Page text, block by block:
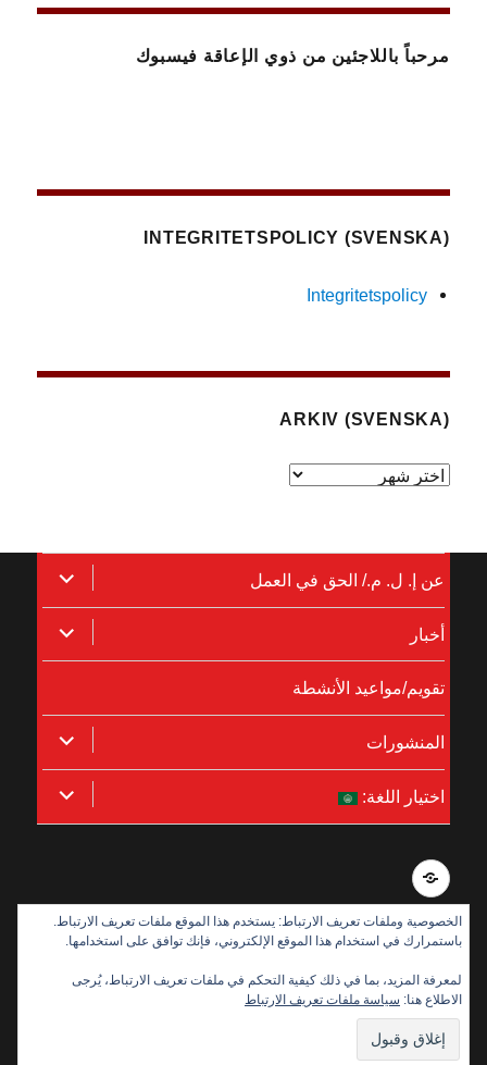
مرحباً باللاجئين من ذوي الإعاقة فيسبوك
(SVENSKA) INTEGRITETSPOLICY
Integritetspolicy
(SVENSKA) ARKIV
عن إ. ل. م./ الحق في العمل
توسيع
القائمة
الفرعية
أخبار
توسيع
القائمة
تقويم/مواعيد الأنشطة
المنشورات
توسيع
القائمة
الفرعية
اختيار اللغة:
توسيع
القائمة
Integritetspolicy
Disabled Refugees Welcome
الخصوصية وملفات تعريف الارتباط: يستخدم هذا الموقع ملفات تعريف الارتباط.
باستمرارك في استخدام هذا الموقع الإلكتروني، فإنك توافق على استخدامها.
لمعرفة المزيد، بما في ذلك كيفية التحكم في ملفات تعريف الارتباط، يُرجى
الاطلاع هنا: سياسة ملفات تعريف الارتباط